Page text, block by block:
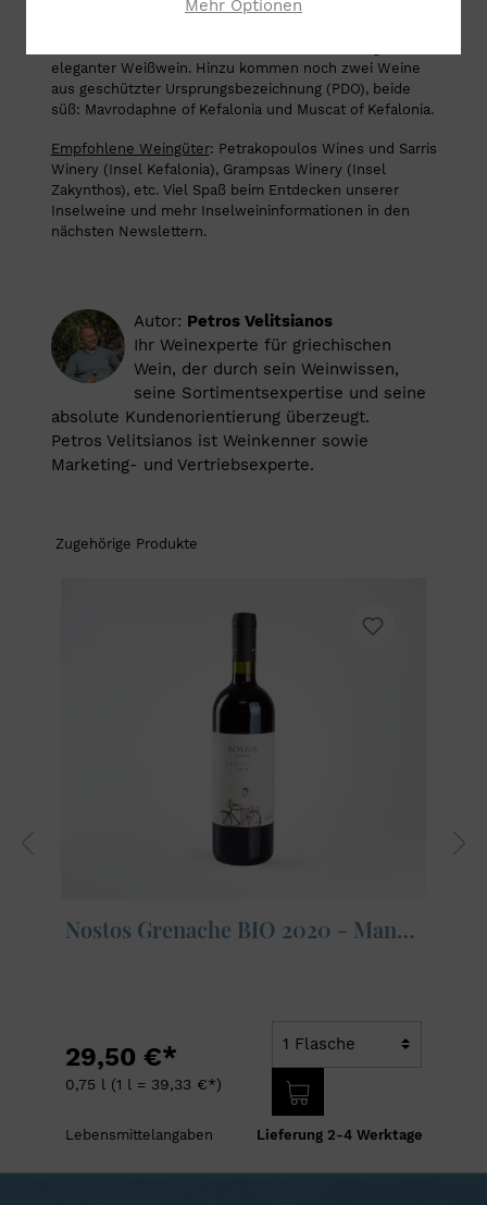
Vostilidi (bekannt auch als Goustolidi) und die
eleganter Weißwein. Hinzu kommen noch zwei Weine
aus geschützter Ursprungsbezeichnung (PDO), beide
süß: Mavrodaphne of Kefalonia und Muscat of Kefalonia.
Empfohlene Weingüter: Petrakopoulos Wines und Sarris
Winery (Insel Kefalonia), Grampsas Winery (Insel
Zakynthos), etc. Viel Spaß beim Entdecken unserer
Inselweine und mehr Inselweininformationen in den
nächsten Newslettern.
Autor: Petros Velitsianos
Ihr Weinexperte für griechischen
Wein, der durch sein Weinwissen,
seine Sortimentsexpertise und seine
absolute Kundenorientierung überzeugt.
Petros Velitsianos ist Weinkenner sowie
Marketing- und Vertriebsexperte.
Zugehörige Produkte
Nostos Grenache BIO 2020 - Manousakis Winery
29,50 €*
0,75 l (1 l = 39,33 €*)
Lebensmittelangaben Lieferung 2-4 Werktage
Mehr Optionen